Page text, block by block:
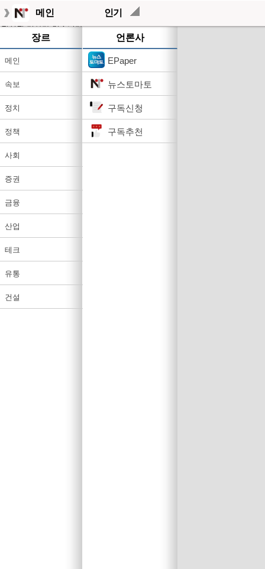
메인 인기
장르
메인
속보
정치
정책
사회
증권
금융
산업
테크
유통
건설
언론사
EPaper
뉴스토마토
구독신청
구독추천
작성된 기사가 없습니다.